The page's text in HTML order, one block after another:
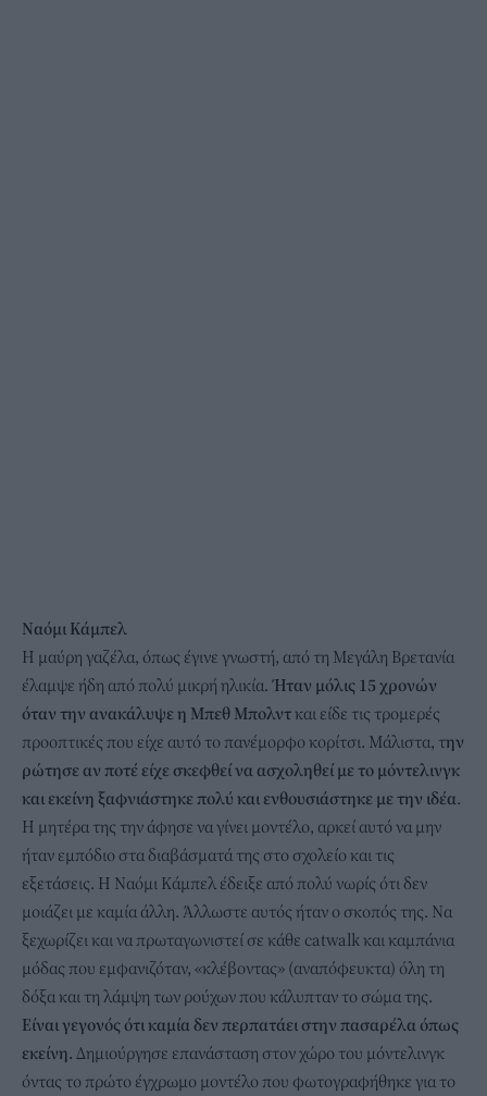
Ναόμι Κάμπελ
H μαύρη γαζέλα, όπως έγινε γνωστή, από τη Μεγάλη Βρετανία
έλαμψε ήδη από πολύ μικρή ηλικία. Ήταν μόλις 15 χρονών
όταν την ανακάλυψε η Μπεθ Μπολντ και είδε τις τρομερές
προοπτικές που είχε αυτό το πανέμορφο κορίτσι. Μάλιστα, την
ρώτησε αν ποτέ είχε σκεφθεί να ασχοληθεί με το μόντελινγκ
και εκείνη ξαφνιάστηκε πολύ και ενθουσιάστηκε με την ιδέα.
Η μητέρα της την άφησε να γίνει μοντέλο, αρκεί αυτό να μην
ήταν εμπόδιο στα διαβάσματά της στο σχολείο και τις
εξετάσεις. H Ναόμι Κάμπελ έδειξε από πολύ νωρίς ότι δεν
μοιάζει με καμία άλλη. Άλλωστε αυτός ήταν ο σκοπός της. Να
ξεχωρίζει και να πρωταγωνιστεί σε κάθε catwalk και καμπάνια
μόδας που εμφανιζόταν, «κλέβοντας» (αναπόφευκτα) όλη τη
δόξα και τη λάμψη των ρούχων που κάλυπταν το σώμα της.
Είναι γεγονός ότι καμία δεν περπατάει στην πασαρέλα όπως
εκείνη. Δημιούργησε επανάσταση στον χώρο του μόντελινγκ
όντας το πρώτο έγχρωμο μοντέλο που φωτογραφήθηκε για το